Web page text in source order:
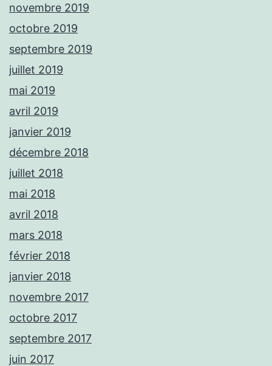
novembre 2019
octobre 2019
septembre 2019
juillet 2019
mai 2019
avril 2019
janvier 2019
décembre 2018
juillet 2018
mai 2018
avril 2018
mars 2018
février 2018
janvier 2018
novembre 2017
octobre 2017
septembre 2017
juin 2017